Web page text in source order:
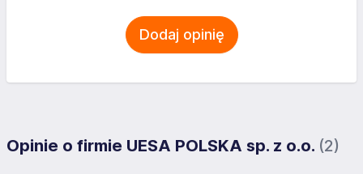
Dodaj opinię
Opinie o firmie UESA POLSKA sp. z o.o. (2)